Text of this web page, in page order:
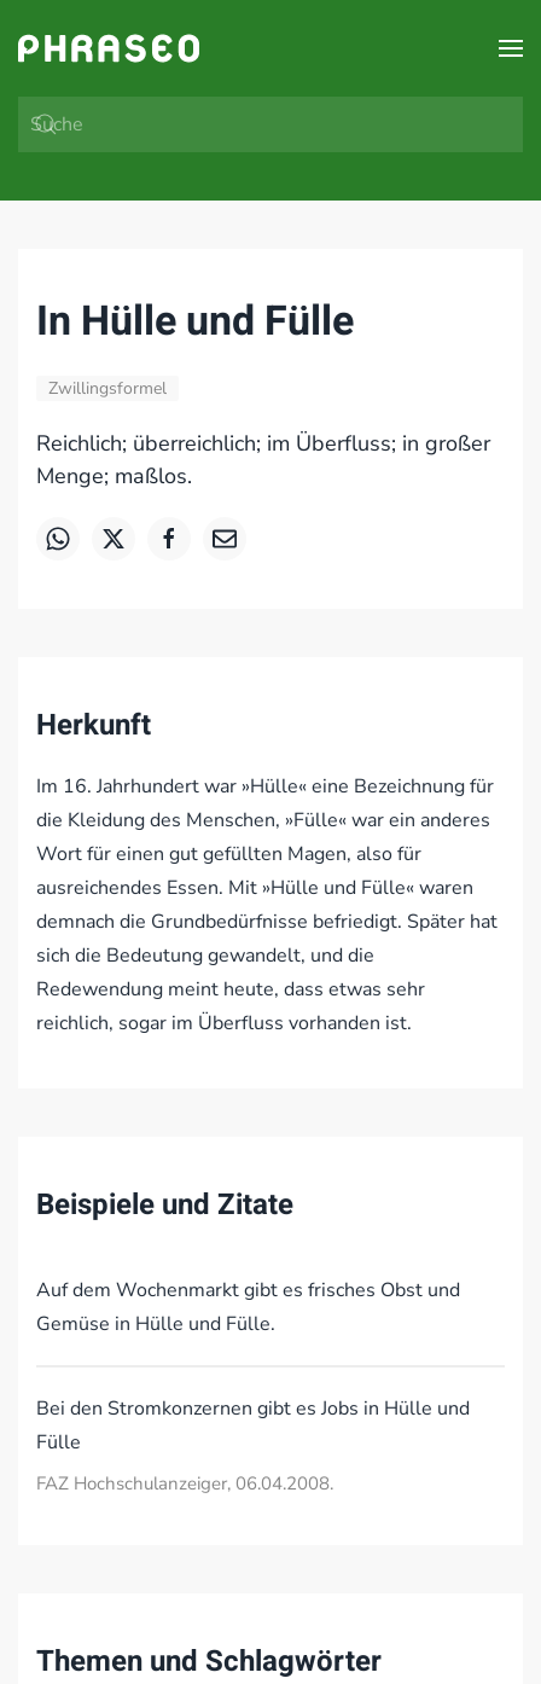
Zum Hauptinhalt springen
In Hülle und Fülle
Zwillingsformel
Reichlich; überreichlich; im Überfluss; in großer
Menge; maßlos.
Herkunft
Im 16. Jahrhundert war »Hülle« eine Bezeichnung für
die Kleidung des Menschen, »Fülle« war ein anderes
Wort für einen gut gefüllten Magen, also für
ausreichendes Essen. Mit »Hülle und Fülle« waren
demnach die Grundbedürfnisse befriedigt. Später hat
sich die Bedeutung gewandelt, und die
Redewendung meint heute, dass etwas sehr
reichlich, sogar im Überfluss vorhanden ist.
Beispiele und Zitate
Auf dem Wochenmarkt gibt es frisches Obst und
Gemüse in Hülle und Fülle.
Bei den Stromkonzernen gibt es Jobs in Hülle und
Fülle
FAZ Hochschulanzeiger, 06.04.2008.
Themen und Schlagwörter